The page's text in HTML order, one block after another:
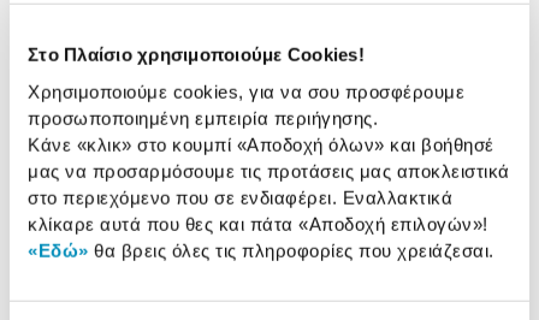
Στο Πλαίσιο χρησιμοποιούμε Cookies!
Χρησιμοποιούμε cookies, για να σου προσφέρουμε
προσωποποιημένη εμπειρία περιήγησης.
Κάνε «κλικ» στο κουμπί «Αποδοχή όλων» και βοήθησέ
μας να προσαρμόσουμε τις προτάσεις μας αποκλειστικά
στο περιεχόμενο που σε ενδιαφέρει. Εναλλακτικά
κλίκαρε αυτά που θες και πάτα «Αποδοχή επιλογών»!
«Εδώ» θα βρεις όλες τις πληροφορίες που χρειάζεσαι.
Αναλυτική
παρουσίαση
Αναλυτική παρουσίαση
Προδιαγραφές
προϊόντος
Χαρακτηριστικά
Αξιολογήσεις